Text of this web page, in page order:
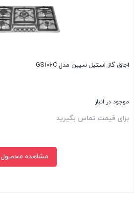
اجاق گاز استیل سیبن مدل GS106C
موجود در انبار
برای قیمت تماس بگیرید
مشاهده محصول